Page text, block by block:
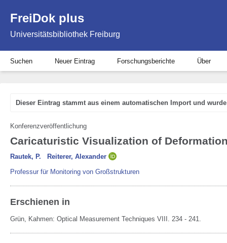
FreiDok plus
Universitätsbibliothek Freiburg
Suchen Neuer Eintrag Forschungsberichte Über
Dieser Eintrag stammt aus einem automatischen Import und
Konferenzveröffentlichung
Caricaturistic Visualization of
Rautek, P. Reiterer, Alexander
Professur für Monitoring von Großstrukturen
Erschienen in
Grün, Kahmen: Optical Measurement Techniques VIII. 234 - 241.